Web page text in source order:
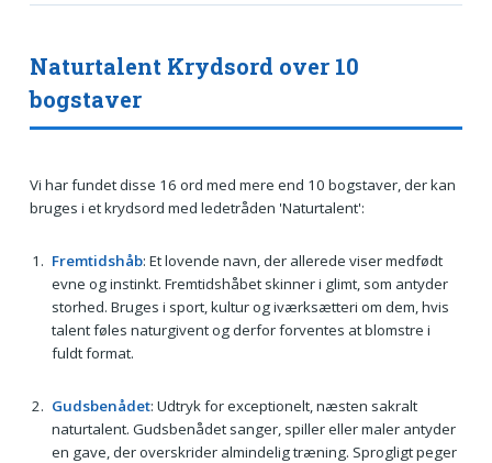
Naturtalent Krydsord over 10
bogstaver
Vi har fundet disse 16 ord med mere end 10 bogstaver, der kan
bruges i et krydsord med ledetråden 'Naturtalent':
Fremtidshåb: Et lovende navn, der allerede viser medfødt
evne og instinkt. Fremtidshåbet skinner i glimt, som antyder
storhed. Bruges i sport, kultur og iværksætteri om dem, hvis
talent føles naturgivent og derfor forventes at blomstre i
fuldt format.
Gudsbenådet: Udtryk for exceptionelt, næsten sakralt
naturtalent. Gudsbenådet sanger, spiller eller maler antyder
en gave, der overskrider almindelig træning. Sprogligt peger